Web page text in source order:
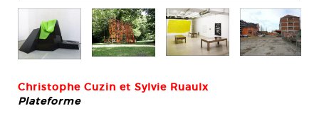
Christophe Cuzin et Sylvie Ruaulx
Plateforme